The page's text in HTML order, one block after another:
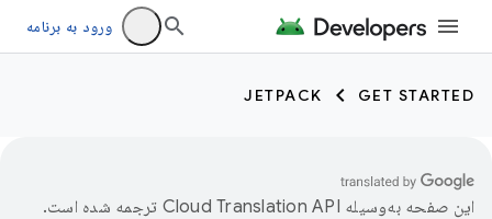
ورود به برنامه
GET STARTED
JETPACK
این صفحه به‌وسیله ترجمه شده است.